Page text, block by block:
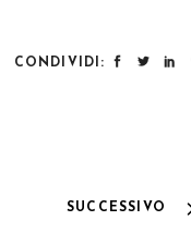
CONDIVIDI:
SUCCESSIVO